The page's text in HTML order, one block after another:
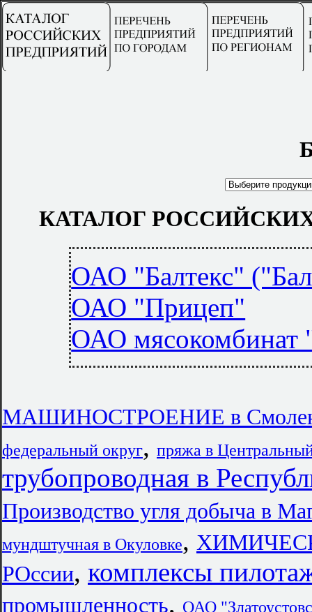
КАТАЛОГ
ОАО "Балтекс"
ОАО "Прицеп"
ОАО мясокомбинат
МАШИНОСТРОЕНИЕ в
федеральный округ, пряжа в
трубопроводная в
Производство угля добыча в
мундштучная в Окуловке,
РОссии, комплексы
промышленность, ОАО